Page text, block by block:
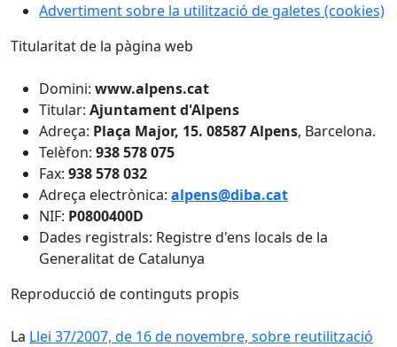
Advertiment sobre la utilització de galetes (cookies)
Titularitat de la pàgina web
Domini: www.alpens.cat
Titular: Ajuntament d'Alpens
Adreça: Plaça Major, 15. 08587 Alpens, Barcelona.
Telèfon: 938 578 075
Fax: 938 578 032
Adreça electrònica: alpens@diba.cat
NIF: P0800400D
Dades registrals: Registre d'ens locals de la
Generalitat de Catalunya
Reproducció de continguts propis
La Llei 37/2007, de 16 de novembre, sobre reutilització